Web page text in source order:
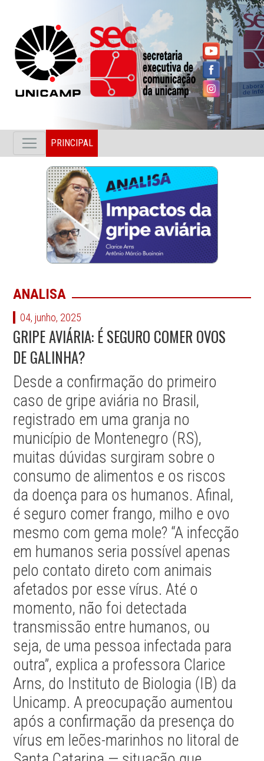
PRINCIPAL
ANALISA
04, junho, 2025
GRIPE AVIÁRIA: É SEGURO COMER OVOS
DE GALINHA?
Desde a confirmação do primeiro
caso de gripe aviária no Brasil,
registrado em uma granja no
município de Montenegro (RS),
muitas dúvidas surgiram sobre o
consumo de alimentos e os riscos
da doença para os humanos. Afinal,
é seguro comer frango, milho e ovo
mesmo com gema mole? “A infecção
em humanos seria possível apenas
pelo contato direto com animais
afetados por esse vírus. Até o
momento, não foi detectada
transmissão entre humanos, ou
seja, de uma pessoa infectada para
outra”, explica a professora Clarice
Arns, do Instituto de Biologia (IB) da
Unicamp. A preocupação aumentou
após a confirmação da presença do
vírus em leões-marinhos no litoral de